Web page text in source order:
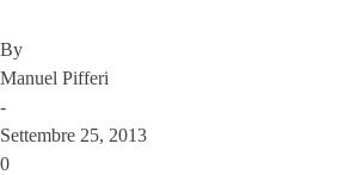
By
Manuel Pifferi
-
Settembre 25, 2013
0